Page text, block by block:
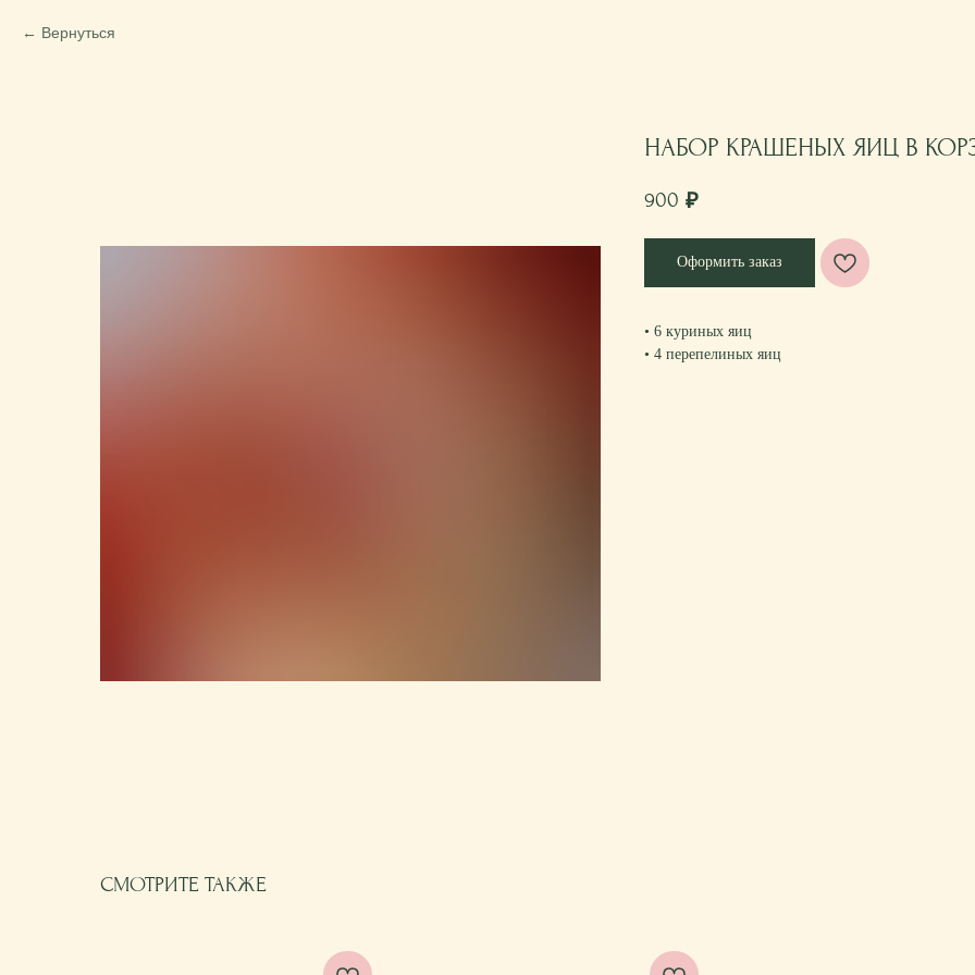
Вернуться
НАБОР КРАШЕНЫХ ЯИЦ В
900 ₽
Оформить заказ
• 6 куриных яиц
• 4 перепелиных яиц
СМОТРИТЕ ТАКЖЕ